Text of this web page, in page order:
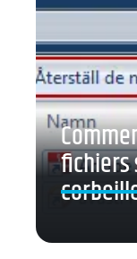
fichiers